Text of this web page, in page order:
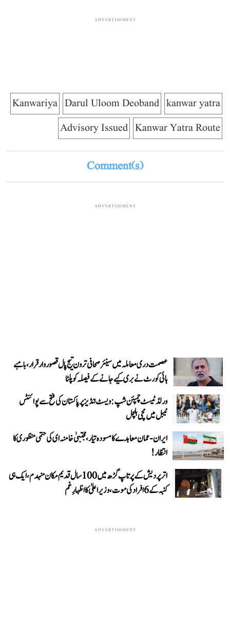
ADVERTISEMENT
kanwar yatra
Darul Uloom Deoband
Kanwariya
Kanwar Yatra Route
Advisory Issued
Comment(s)
ADVERTISEMENT
عصمت دری معاملہ میں سینئر صحافی ترون تیج پال قصوروار قرار، بامبے
ہائی کورٹ نے بری کیے جانے کے فیصلہ کو پلٹا
ورلڈ ٹیسٹ چمپئن شپ: ویسٹ انڈیز پر پاکستان کی فتح سے پوائنٹس
ٹیبل میں مچی ہلچل
ایران-عمان معاہدے کا مسودہ تیار، مجتبیٰ خامنہ ای کی حتمی منظوری کا
انتظار!
اتر پردیش کے پرتاپ گڑھ میں 100 سال قدیم مکان منہدم، ایک ہی
کنبہ کے 6 افراد کی موت، وزیر اعلیٰ کا اظہارِ غم
ADVERTISEMENT